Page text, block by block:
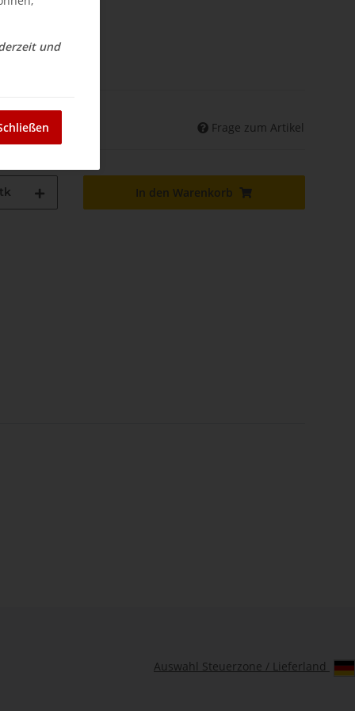
abweichend) Frage zum Artikel
In den Warenkorb
Auswahl Steuerzone / Lieferland
und